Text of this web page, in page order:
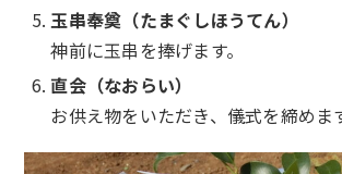
玉串奉奠（たまぐしほうてん）
神前に玉串を捧げます。
直会（なおらい）
お供え物をいただき、儀式を締めま